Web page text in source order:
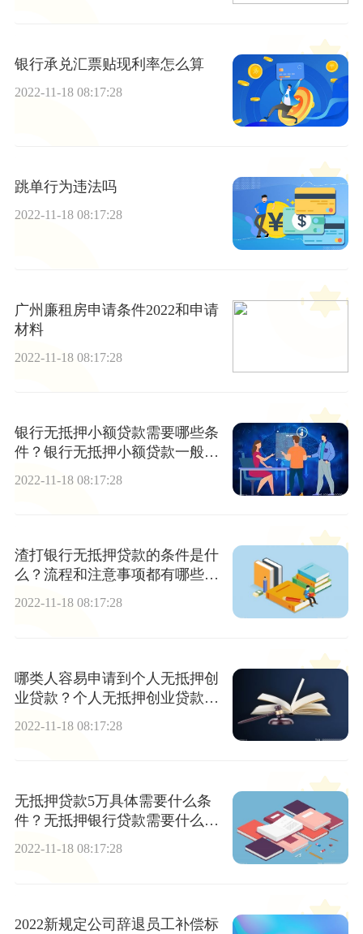
银行承兑汇票贴现利率怎么算
2022-11-18 08:17:28
跳单行为违法吗
2022-11-18 08:17:28
广州廉租房申请条件2022和申请
材料
2022-11-18 08:17:28
银行无抵押小额贷款需要哪些条
件？银行无抵押小额贷款一般手
续是怎样的？
2022-11-18 08:17:28
渣打银行无抵押贷款的条件是什
么？流程和注意事项都有哪些
呢？
2022-11-18 08:17:28
哪类人容易申请到个人无抵押创
业贷款？个人无抵押创业贷款三
2022-11-18 08:17:28
无抵押贷款5万具体需要什么条
件？无抵押银行贷款需要什么手
续？
2022-11-18 08:17:28
2022新规定公司辞退员工补偿标